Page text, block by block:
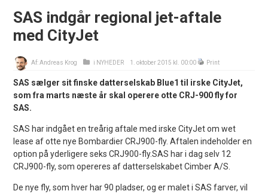
SAS indgår regional jet-aftale
med CityJet
Af:Andreas Krog i NYHEDER 1. oktober 2015 kl. 00:00 Print
SAS sælger sit finske datterselskab Blue1 til irske CityJet,
som fra marts næste år skal operere otte CRJ-900 fly for
SAS.
SAS har indgået en treårig aftale med irske CityJet om wet
lease af otte nye Bombardier CRJ900-fly. Aftalen indeholder en
option på yderligere seks CRJ900-fly.SAS har i dag selv 12
CRJ900-fly, som opereres af datterselskabet Cimber A/S.
De nye fly, som hver har 90 pladser, og er malet i SAS farver, vil